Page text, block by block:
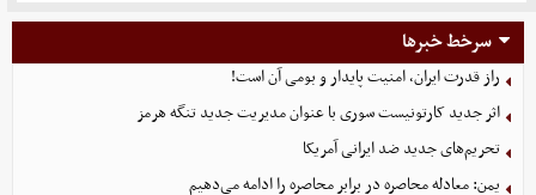
سرخط خبرها
راز قدرت ایران، امنیت پایدار و بومی آن است!
اثر جدید کارتونیست سوری با عنوان مدیریت جدید تنگه هرمز
تحریم‌های جدید ضد ایرانی آمریکا
یمن: معادله محاصره در برابر محاصره را ادامه می‌دهیم